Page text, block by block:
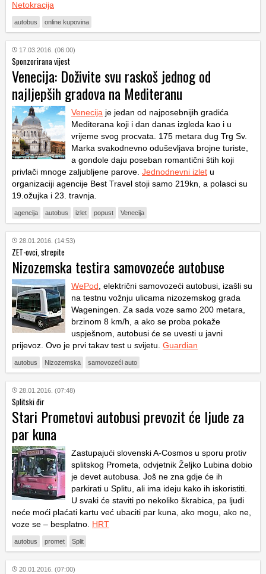
Netokracija
autobus online kupovina
17.03.2016. (06:00)
Sponzorirana vijest
Venecija: Doživite svu raskoš jednog od
najljepših gradova na Mediteranu
Venecija je jedan od najposebnijih gradića
Mediterana koji i dan danas izgleda kao i u
vrijeme svog procvata. 175 metara dug Trg Sv.
Marka svakodnevno oduševljava brojne turiste,
a gondole daju poseban romantični štih koji
privlači mnoge zaljubljene parove. Jednodnevni izlet u
organizaciji agencije Best Travel stoji samo 219kn, a polasci su
19.ožujka i 23. travnja.
agencija autobus izlet popust Venecija
28.01.2016. (14:53)
ZET-ovci, strepite
Nizozemska testira samovozeće autobuse
WePod , električni samovozeći autobusi, izašli su
na testnu vožnju ulicama nizozemskog grada
Wageningen. Za sada voze samo 200 metara,
brzinom 8 km/h, a ako se proba pokaže
uspješnom, autobusi će se uvesti u javni
prijevoz. Ovo je prvi takav test u svijetu. Guardian
autobus Nizozemska samovozeći auto
28.01.2016. (07:48)
Splitski đir
Stari Prometovi autobusi prevozit će ljude za
par kuna
Zastupajući slovenski A-Cosmos u sporu protiv
splitskog Prometa, odvjetnik Željko Lubina dobio
je devet autobusa. Još ne zna gdje će ih
parkirati u Splitu, ali ima ideju kako ih iskoristiti.
U svaki će staviti po nekoliko škrabica, pa ljudi
neće moći plaćati kartu već ubaciti par kuna, ako mogu, ako ne,
voze se – besplatno. HRT
autobus promet Split
20.01.2016. (07:00)